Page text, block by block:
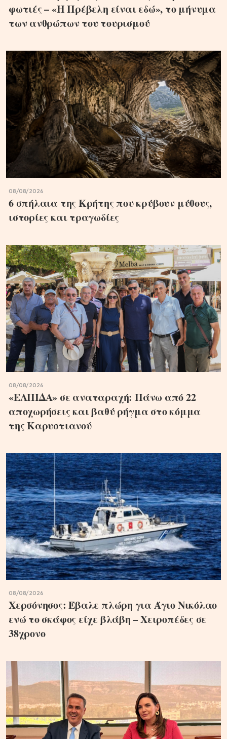
φωτιές – «Η Πρέβελη είναι εδώ», το μήνυμα
των ανθρώπων του τουρισμού
08/08/2026
6 σπήλαια της Κρήτης που κρύβουν μύθους,
ιστορίες και τραγωδίες
08/08/2026
«ΕΛΠΙΔΑ» σε αναταραχή: Πάνω από 22
αποχωρήσεις και βαθύ ρήγμα στο κόμμα
της Καρυστιανού
08/08/2026
Χερσόνησος: Έβαλε πλώρη για Άγιο Νικόλαο
ενώ το σκάφος είχε βλάβη – Χειροπέδες σε
38χρονο